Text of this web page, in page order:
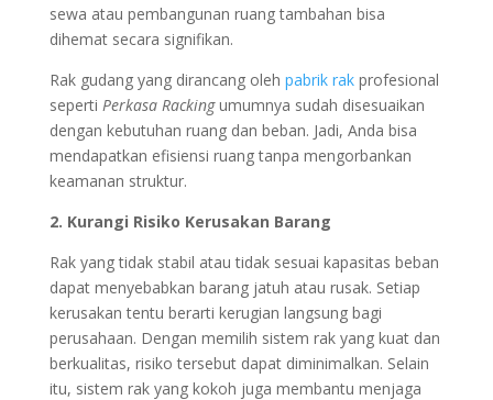
sewa atau pembangunan ruang tambahan bisa
dihemat secara signifikan.
Rak gudang yang dirancang oleh pabrik rakprofesional
seperti Perkasa Rackingumumnya sudah disesuaikan
dengan kebutuhan ruang dan beban. Jadi, Anda bisa
mendapatkan efisiensi ruang tanpa mengorbankan
keamanan struktur.
2. Kurangi Risiko Kerusakan Barang
Rak yang tidak stabil atau tidak sesuai kapasitas beban
dapat menyebabkan barang jatuh atau rusak. Setiap
kerusakan tentu berarti kerugian langsung bagi
perusahaan. Dengan memilih sistem rak yang kuat dan
berkualitas, risiko tersebut dapat diminimalkan. Selain
itu, sistem rak yang kokoh juga membantu menjaga